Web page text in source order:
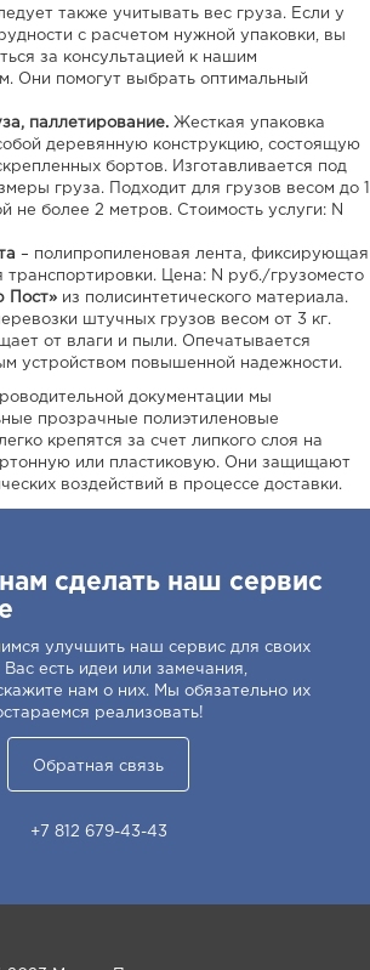
также учитывать вес груза. Если у
с расчетом нужной упаковки, вы
за консультацией к нашим
Они помогут выбрать оптимальный
паллетирование. Жесткая упаковка
деревянную конструкцию, состоящую
бортов. Изготавливается под
груза. Подходит для грузов весом до 1
не более 2 метров. Стоимость услуги: N
– полипропиленовая лента, фиксирующая
транспортировки. Цена: N руб./грузоместо
Пост» из полисинтетического материала.
штучных грузов весом от 3 кг.
от влаги и пыли. Опечатывается
устройством повышенной надежности.
документации мы
прозрачные полиэтиленовые
крепятся за счет липкого слоя на
или пластиковую. Они защищают
воздействий в процессе доставки.
сделать наш сервис
улучшить наш сервис для своих
есть идеи или замечания,
нам о них. Мы обязательно их
реализовать!
Обратная связь
+7 812 679-43-43